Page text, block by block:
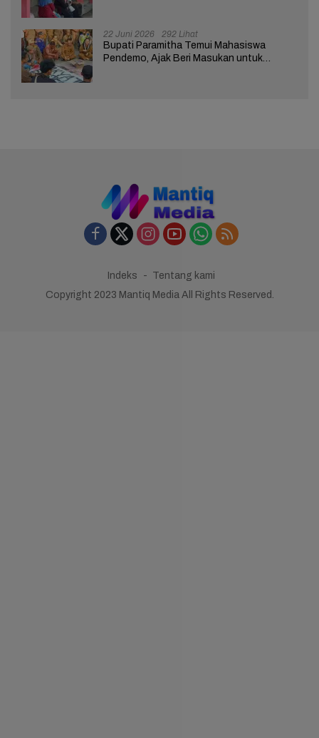
22 Juni 2026 292 Lihat
Bupati Paramitha Temui Mahasiswa
Pendemo, Ajak Beri Masukan untuk
Indeks
Tentang kami
Copyright 2023 Mantiq Media All Rights Reserved.